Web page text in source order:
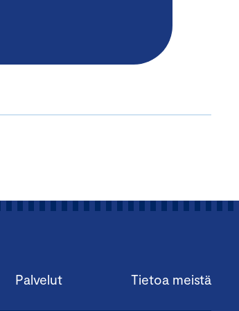
Palvelut Tietoa meistä